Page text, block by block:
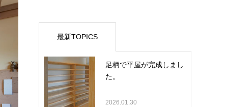
最新TOPICS
足柄で平屋が完成しまし
た。
2026.01.30